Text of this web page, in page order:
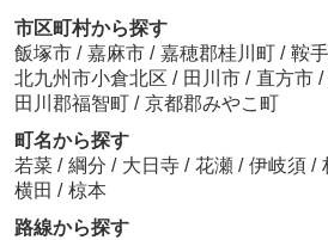
市区町村から探す
飯塚市 / 嘉麻市 / 嘉穂郡桂川町 / 鞍
北九州市小倉北区 / 田川市 / 直方市 /
田川郡福智町 / 京都郡みやこ町
町名から探す
若菜 / 綱分 / 大日寺 / 花瀬 / 伊岐須 /
横田 / 椋本
路線から探す